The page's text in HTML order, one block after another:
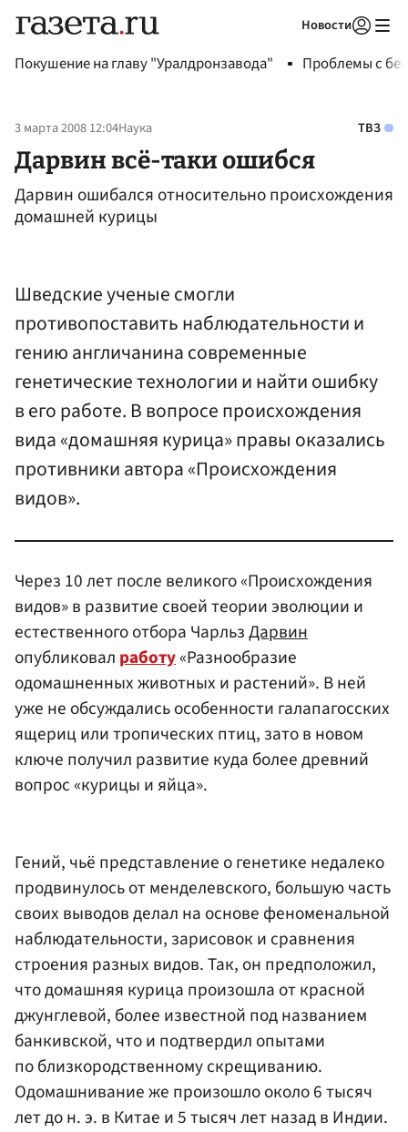
Новости
Покушение на главу "Уралдронзавода" Проблемы с
3 марта 2008 12:04Наука ТВЗ
Дарвин всё-таки ошибся
Дарвин ошибался относительно происхождения
домашней курицы
Шведские ученые смогли
противопоставить наблюдательности и
гению англичанина современные
генетические технологии и найти ошибку
в его работе. В вопросе происхождения
вида «домашняя курица» правы оказались
противники автора «Происхождения
видов».
Через 10 лет после великого «Происхождения
видов» в развитие своей теории эволюции и
естественного отбора ЧарльзДарвин
опубликовал работу«Разнообразие
одомашненных животных и растений». В ней
уже не обсуждались особенности галапагосских
ящериц или тропических птиц, зато в новом
ключе получил развитие куда более древний
вопрос «курицы и яйца».
Гений, чьё представление о генетике недалеко
продвинулось от менделевского, большую часть
своих выводов делал на основе феноменальной
наблюдательности, зарисовок и сравнения
строения разных видов. Так, он предположил,
что домашняя курица произошла от красной
джунглевой, более известной под названием
банкивской, что и подтвердил опытами
по близкородственному скрещиванию.
Одомашнивание же произошло около 6 тысяч
лет до н. э. в Китае и 5 тысяч лет назад в Индии.